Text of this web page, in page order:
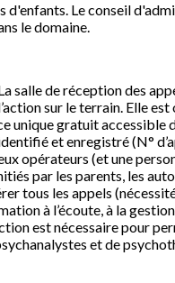
d'enfants. Le conseil
le domaine.
salle de réception des
sur le terrain. Elle
unique gratuit accessible
et enregistré (N°
opérateurs (et une
par les parents, les
tous les appels
à l’écoute, à la
est nécessaire pour
et de